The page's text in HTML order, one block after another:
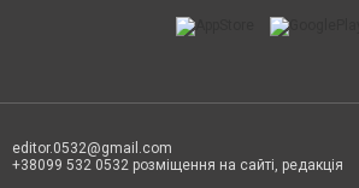
editor.0532@gmail.com
+38099 532 0532 розміщення на сайті, редакція